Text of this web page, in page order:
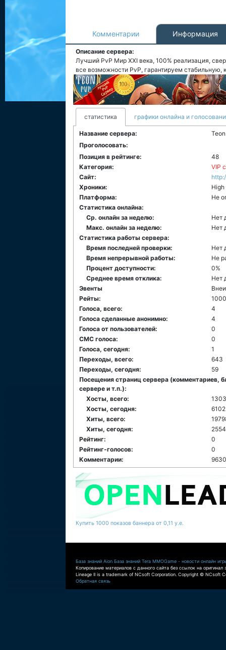
Комментарии Информация
Описание сервера:
Лучший PvP Мир XXI века, 100% реализация,
все возможности PvP, гарантируем стабильную,
статистика графики онлайна и
Название сервера:
Teon
Проголосовать:
Позиция в рейтинге:
48
Категория:
VIP
Сайт:
Хроники:
High
Платформа:
Не
Статистика онлайна:
Ср. онлайн за неделю:
Нет
Макс. онлайн за неделю:
Нет
Статистика работы сервера:
Время последней проверки:
Нет
Время непрерывной работы:
Не
Процент доступности:
0%
Среднее время отклика:
Нет
Эвенты
Рейты:
Голоса, всего:
4
Голоса сделанные анонимно:
4
Голоса от пользователей:
0
СМС голоса:
0
Голоса, сегодня:
1
Переходы, всего:
643
Переходы, сегодня:
59
Посещения страниц сервера (комментариев,
сервере и т.п.):
Хосты, всего:
Хосты, сегодня:
Хиты, всего:
Хиты, сегодня:
Рейтинг:
0
Рейтинг-голосов:
0
Комментарии:
Купить 1000 показов баннера от 0,11 у.е.
База знаний Aion База знаний Tera MMOGame - новости онлайн
Копирование материалов с данного сайта без ссылок на оригинал
Lineage II is a trademark of NCsoft Corporation. Copyright © NCsoft
Обратная связь